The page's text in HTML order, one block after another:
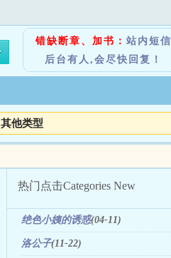
错缺断章、加书： 站内短信
后台有人,会尽快回复！
其他类型
热门点击Categories New
绝色小姨的诱惑(04-11)
洛公子(11-22)